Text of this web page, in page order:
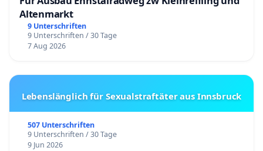
Altenmarkt
9 Unterschriften
9 Unterschriften / 30 Tage
7 Aug 2026
Lebenslänglich für Sexualstraftäter aus Innsbruck
507 Unterschriften
9 Unterschriften / 30 Tage
9 Jun 2026